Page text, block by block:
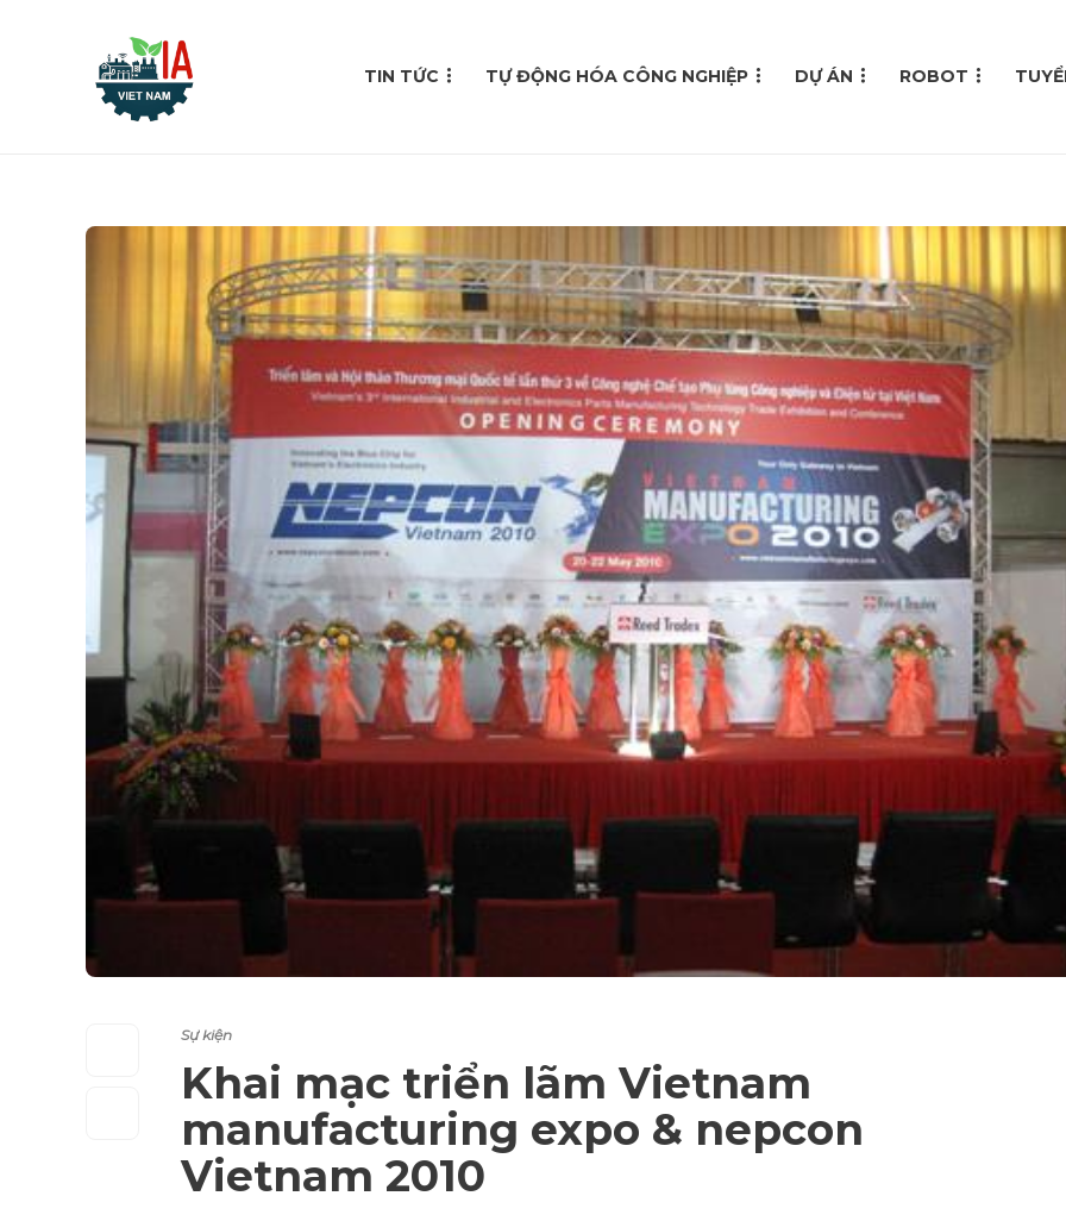
TIN TỨC TỰ ĐỘNG HÓA CÔNG NGHIỆP DỰ ÁN ROBOT
Sự kiện
Khai mạc triển lãm Vietnam
manufacturing expo & nepcon
Vietnam 2010